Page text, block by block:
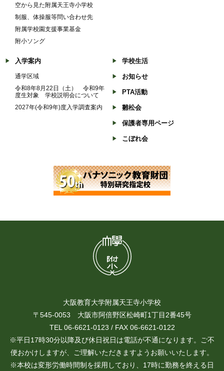
空から見た附属天王寺小学校
制服、体操服等問い合わせ先
附属学校園支援事業基金
附小ソング
入学案内
通学区域
令和8年8月22日（土） 令和9年
度生対象 学校説明会について
2027年(令和9年)度入学調査案内
学校生活
お知らせ
PTA活動
雛松会
保護者専用ページ
こぼれ会
大阪教育大学附属天王寺小学校
〒545-0053 大阪市阿倍野区松崎町1丁目2番45号
TEL 06-6621-0123 / FAX 06-6621-0122
※平日17時30分以降及び休日祝日は電話が不通になります。ご不
便おかけしますが、ご理解いただきますようお願いいたします。
※本校は変形労働時間制を採用しており、17時に勤務を終える日